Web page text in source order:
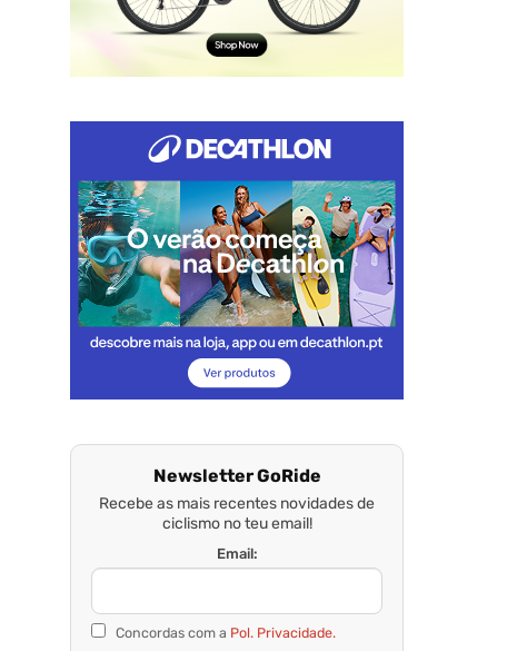
Newsletter GoRide
Recebe as mais recentes novidades de
ciclismo no teu email!
Email:
Concordas com a Pol. Privacidade.